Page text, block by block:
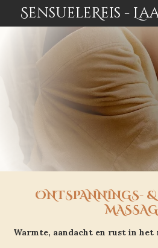
direct
SensueleReis -
ONTSPANNINGS-
Warmte, aandacht en rust in het